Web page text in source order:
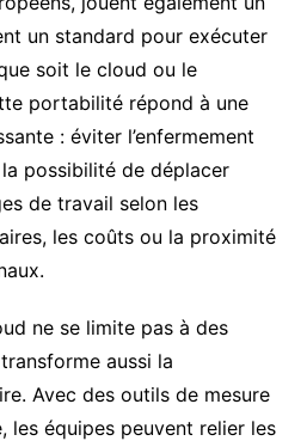
un standard pour exécuter
soit le cloud ou le
portabilité répond à une
: éviter l’enfermement
possibilité de déplacer
de travail selon les
les coûts ou la proximité
ne se limite pas à des
aussi la
Avec des outils de mesure
les équipes peuvent relier les